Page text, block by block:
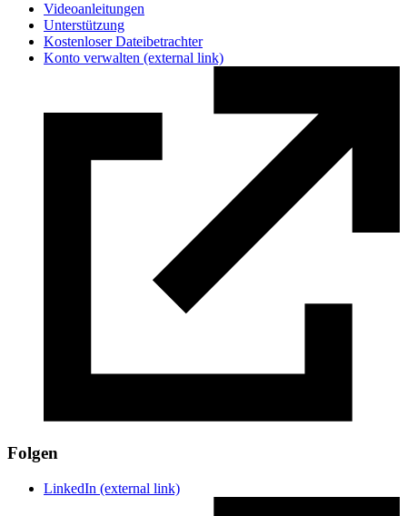
Videoanleitungen
Unterstützung
Kostenloser Dateibetrachter
Konto verwalten (external link)
Folgen
LinkedIn (external link)